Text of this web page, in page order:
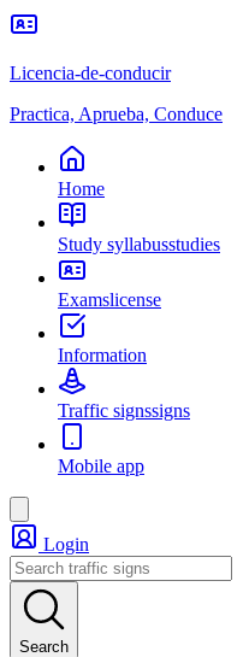
Licencia-de-conducir
Practica, Aprueba, Conduce
Home
Study syllabusstudies
Examslicense
Information
Traffic signssigns
Mobile app
Login
Search